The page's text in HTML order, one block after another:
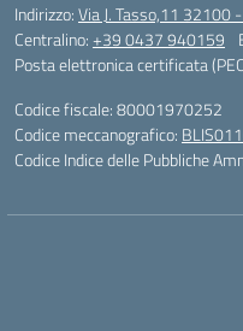
Indirizzo:Via J. Tasso,11 32100
Centralino:+39 0437 940159
Posta elettronica certificata
Codice fiscale: 80001970252
Codice meccanografico:
Codice Indice delle Pubbliche